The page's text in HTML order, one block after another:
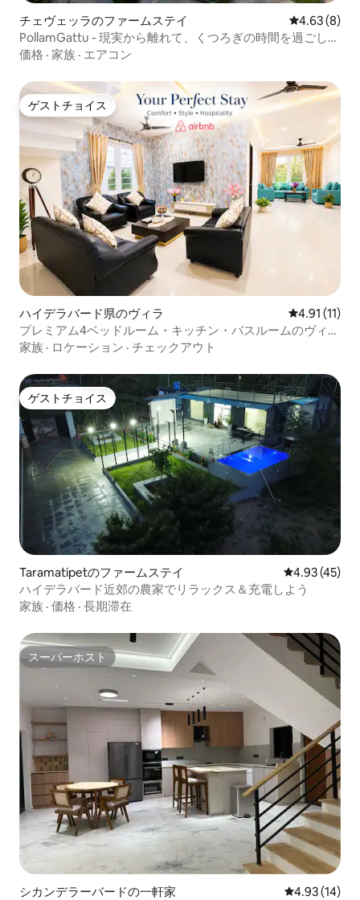
チェヴェッラのファームステイ レビュー8
4.63 (8)
PollamGattu - 現実から離れて、くつろぎの時間を過ごしま
しょう！
価格 · 家族 · エアコン
ゲストチョイス
ゲストチョイス
ハイデラバード県のヴィラ レビュー11
4.91 (11)
プレミアム4ベッドルーム・キッチン・バスルームのヴィ
ラ、ホームステイ、ハイデラバード空港近く
家族 · ロケーション · チェックアウト
ゲストチョイス
ゲストチョイス
Taramatipetのファームステイ レビュー45
4.93 (45)
ハイデラバード近郊の農家でリラックス＆充電しよう
家族 · 価格 · 長期滞在
スーパーホスト
スーパーホスト
シカンデラーバードの一軒家 レビュー14
4.93 (14)